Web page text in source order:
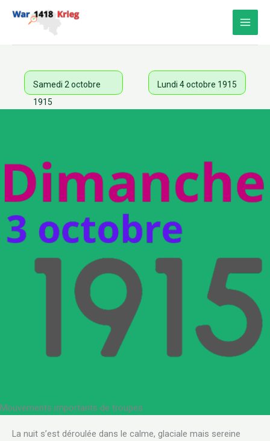
Samedi 2 octobre
1915
Lundi 4 octobre 1915
Mouvements importants de troupes
La nuit s’est déroulée dans le calme, glaciale mais sereine